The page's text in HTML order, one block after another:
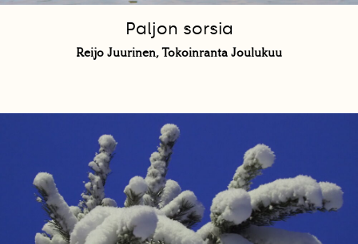
Paljon sorsia
Reijo Juurinen, Tokoinranta Joulukuu